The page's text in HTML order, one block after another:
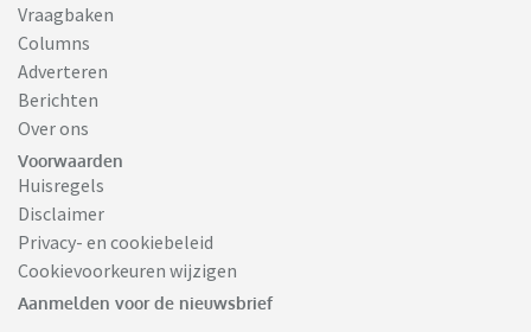
Vraagbaken
Columns
Adverteren
Berichten
Over ons
Voorwaarden
Huisregels
Disclaimer
Privacy- en cookiebeleid
Cookievoorkeuren wijzigen
Aanmelden voor de nieuwsbrief